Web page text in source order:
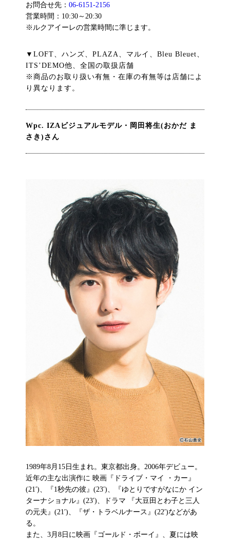
お問合せ先： 06-6151-2156
営業時間：10:30～20:30
※ルクアイーレの営業時間に準じます。
▼LOFT、ハンズ、PLAZA、マルイ、Bleu Bleuet、
ITS’DEMO他、全国の取扱店舗
※商品のお取り扱い有無・在庫の有無等は店舗によ
り異なります。
Wpc. IZAビジュアルモデル・岡田将生(おかだ ま
さき)さん
1989年8月15日生まれ。東京都出身。2006年デビュー。
近年の主な出演作に 映画『ドライブ・マイ ・カー』
(21′)、『1秒先の彼』(23′)、『ゆとりですがなにか イン
ターナショナル』(23′)、ドラマ 『大豆田とわ子と三人
の元夫』(21′)、『ザ・トラベルナース』(22′)などがあ
る。
また、3月8日に映画『ゴールド・ボーイ』、夏には映